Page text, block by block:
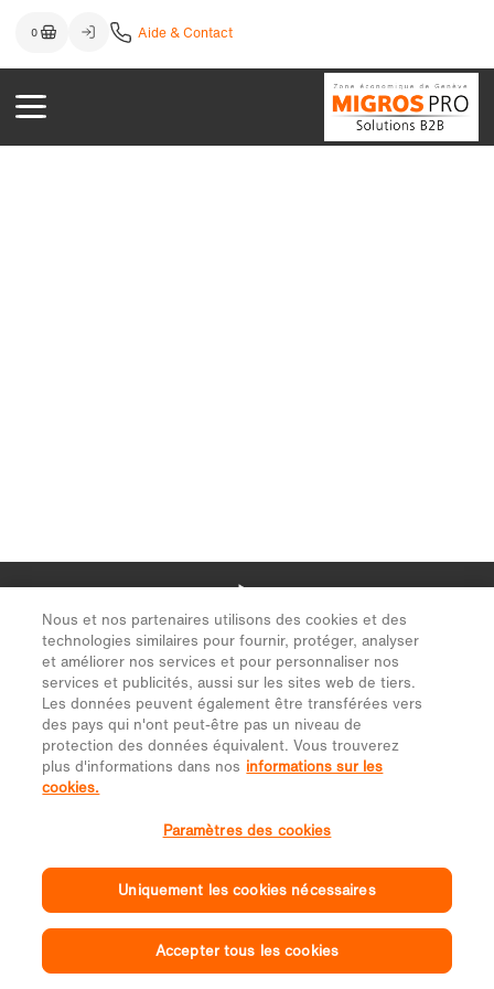
Nous et nos partenaires utilisons des cookies et des
technologies similaires pour fournir, protéger, analyser
et améliorer nos services et pour personnaliser nos
services et publicités, aussi sur les sites web de tiers.
Les données peuvent également être transférées vers
des pays qui n'ont peut-être pas un niveau de
protection des données équivalent. Vous trouverez
plus d'informations dans nos informations sur les
cookies.
Paramètres des cookies
Uniquement les cookies nécessaires
Accepter tous les cookies